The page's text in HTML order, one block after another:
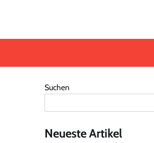
Suchen
Neueste Artikel